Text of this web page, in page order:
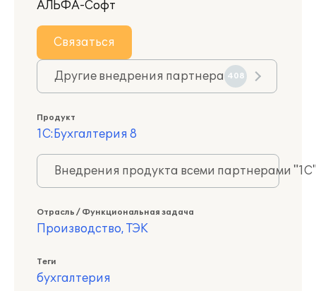
АЛЬФА-Софт
Связаться
Другие внедрения партнера 408
Продукт
1С:Бухгалтерия 8
Внедрения продукта всеми партнерами
Отрасль / Функциональная задача
Производство, ТЭК
Теги
бухгалтерия